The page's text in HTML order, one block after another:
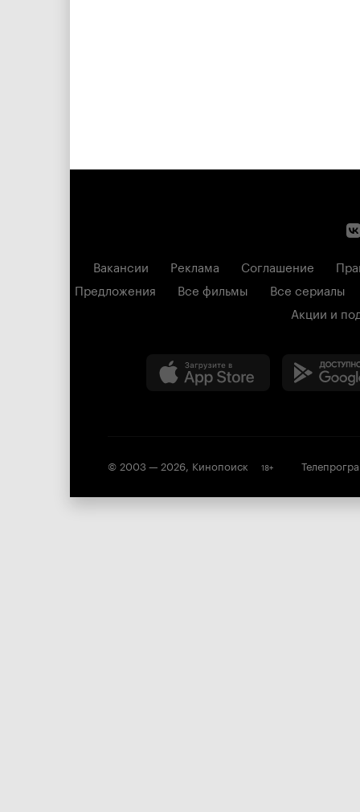
Вакансии Реклама Соглашение
Предложения
Все фильмы
Все сериалы
Акции и
© 2003 — 2026, Кинопоиск 18+